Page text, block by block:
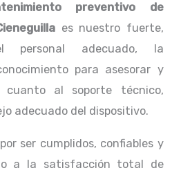
preventivo de
es nuestro fuerte,
personal adecuado, la
para asesorar y
cuanto al soporte técnico,
adecuado del dispositivo.
ser cumplidos, confiables y
a la satisfacción total de